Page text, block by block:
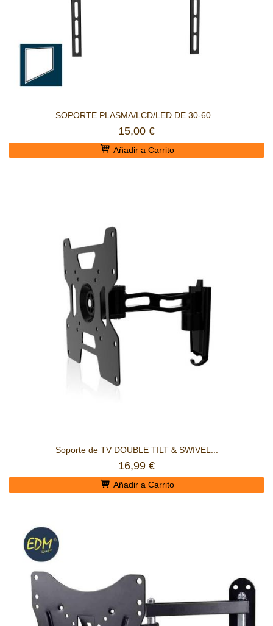
SOPORTE PLASMA/LCD/LED DE 30-60...
15,00 €
Añadir a Carrito
Soporte de TV DOUBLE TILT & SWIVEL...
16,99 €
Añadir a Carrito